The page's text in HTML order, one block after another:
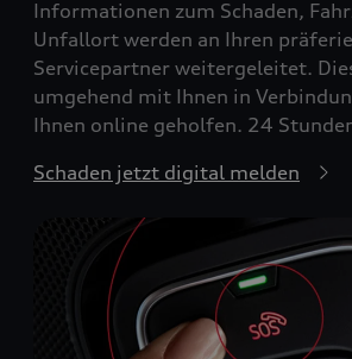
Informationen zum Schaden,
Unfallort werden an Ihren
Servicepartner weitergeleitet.
umgehend mit Ihnen in
Ihnen online geholfen. 24
Schaden jetzt digital melden